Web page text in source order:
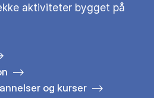
aktiviteter bygget på
og kurser